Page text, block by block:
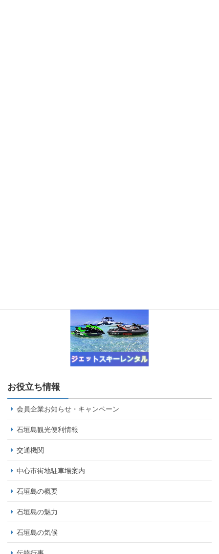
お役立ち情報
会員企業お知らせ・キャンペーン
石垣島観光便利情報
交通機関
中心市街地駐車場案内
石垣島の概要
石垣島の魅力
石垣島の気候